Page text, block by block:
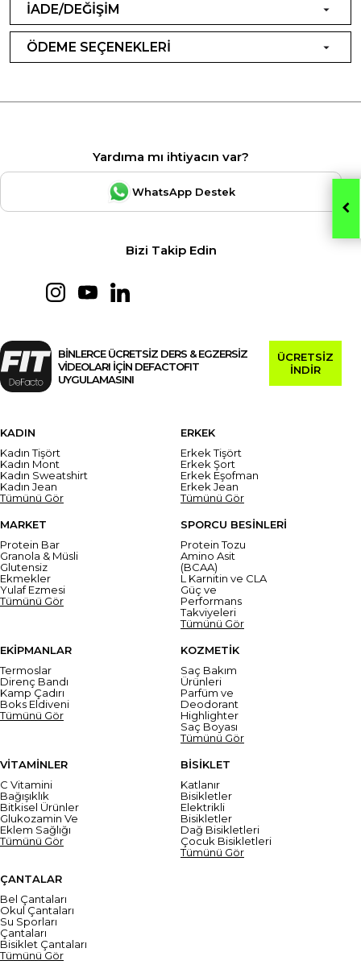
İADE/DEĞİŞİM
ÖDEME SEÇENEKLERİ
Yardıma mı ihtiyacın var?
WhatsApp Destek
Bizi Takip Edin
BİNLERCE ÜCRETSİZ DERS & EGZERSİZ
VİDEOLARI İÇİN DEFACTOFIT
UYGULAMASINI
ÜCRETSİZ
İNDİR
KADIN
Kadın Tişört
Kadın Mont
Kadın Sweatshirt
Kadın Jean
Tümünü Gör
ERKEK
Erkek Tişört
Erkek Şort
Erkek Eşofman
Erkek Jean
Tümünü Gör
MARKET
Protein Bar
Granola & Müsli
Glutensiz
Ekmekler
Yulaf Ezmesi
Tümünü Gör
SPORCU BESİNLERİ
Protein Tozu
Amino Asit
(BCAA)
L Karnitin ve CLA
Güç ve
Performans
Takviyeleri
Tümünü Gör
EKİPMANLAR
Termoslar
Direnç Bandı
Kamp Çadırı
Boks Eldiveni
Tümünü Gör
KOZMETİK
Saç Bakım
Ürünleri
Parfüm ve
Deodorant
Highlighter
Saç Boyası
Tümünü Gör
VİTAMİNLER
C Vitamini
Bağışıklık
Bitkisel Ürünler
Glukozamin Ve
Eklem Sağlığı
Tümünü Gör
BİSİKLET
Katlanır
Bisikletler
Elektrikli
Bisikletler
Dağ Bisikletleri
Çocuk Bisikletleri
Tümünü Gör
ÇANTALAR
Bel Çantaları
Okul Çantaları
Su Sporları
Çantaları
Bisiklet Çantaları
Tümünü Gör